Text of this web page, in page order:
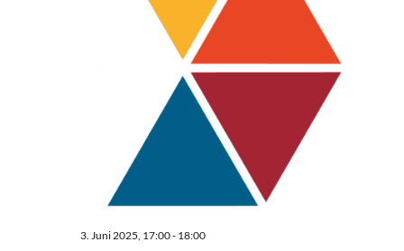
3. Juni 2025, 17:00- 18:00